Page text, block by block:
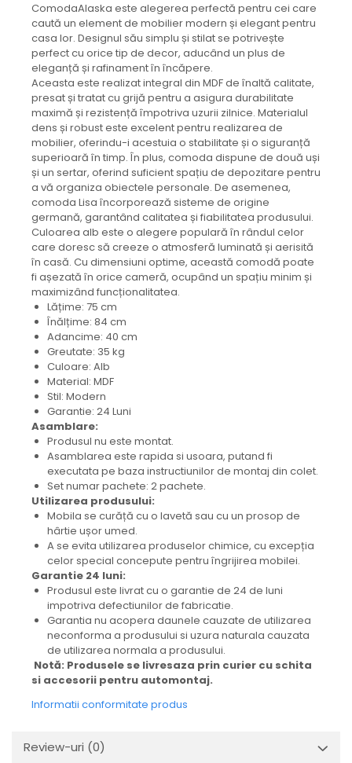
ComodaAlaska este alegerea perfectă pentru cei care
caută un element de mobilier modern și elegant pentru
casa lor. Designul său simplu și stilat se potrivește
perfect cu orice tip de decor, aducând un plus de
eleganță și rafinament în încăpere.
Aceasta este realizat integral din MDF de înaltă calitate,
presat și tratat cu grijă pentru a asigura durabilitate
maximă și rezistență împotriva uzurii zilnice. Materialul
dens și robust este excelent pentru realizarea de
mobilier, oferindu-i acestuia o stabilitate și o siguranță
superioară în timp. În plus, comoda dispune de două uși
și un sertar, oferind suficient spațiu de depozitare pentru
a vă organiza obiectele personale. De asemenea,
comoda Lisa încorporează sisteme de origine
germană, garantând calitatea și fiabilitatea produsului.
Culoarea alb este o alegere populară în rândul celor
care doresc să creeze o atmosferă luminată și aerisită
în casă. Cu dimensiuni optime, această comodă poate
fi așezată în orice cameră, ocupând un spațiu minim și
maximizând funcționalitatea.
Lățime: 75 cm
Înălțime: 84 cm
Adancime: 40 cm
Greutate: 35 kg
Culoare: Alb
Material: MDF
Stil: Modern
Garantie: 24 Luni
Asamblare:
Produsul nu este montat.
Asamblarea este rapida si usoara, putand fi
executata pe baza instructiunilor de montaj din colet.
Set numar pachete: 2 pachete.
Utilizarea produsului:
Mobila se curăță cu o lavetă sau cu un prosop de
hârtie ușor umed.
A se evita utilizarea produselor chimice, cu excepția
celor special concepute pentru îngrijirea mobilei.
Garantie 24 luni:
Produsul este livrat cu o garantie de 24 de luni
impotriva defectiunilor de fabricatie.
Garantia nu acopera daunele cauzate de utilizarea
neconforma a produsului si uzura naturala cauzata
de utilizarea normala a produsului.
Notă: Produsele se livresaza prin curier cu schita
si accesorii pentru automontaj.
Informatii conformitate produs
Review-uri (0)